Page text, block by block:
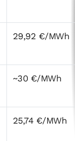
29,92 €/MWh
~30 €/MWh
25,74 €/MWh